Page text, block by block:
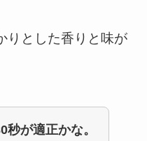
りとした香りと味が
が適正かな。